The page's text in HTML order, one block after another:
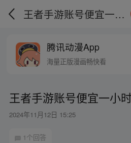
王者手游账号便宜一小时
腾讯动漫App
海量正版漫画畅快看
王者手游账号便宜一小时
2024年11月12日 15:25
1个回答